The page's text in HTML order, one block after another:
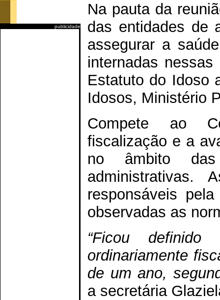
publicidade
Na pauta da
das entidades de
assegurar a
internadas
Estatuto do Idoso
Idosos, Ministério
Compete ao
fiscalização e a
no âmbito das
administrativas.
responsáveis
observadas as
“Ficou
ordinariamente
de um ano,
a secretária